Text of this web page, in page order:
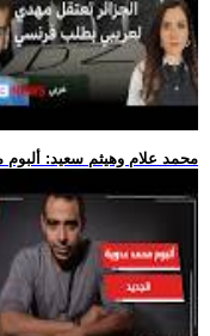
.. محمد علام وهيثم سعيد: ألبوم